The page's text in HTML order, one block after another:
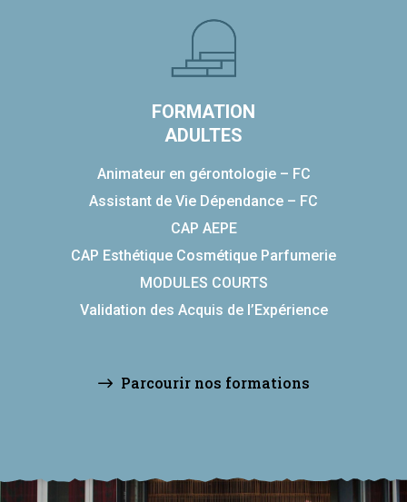
FORMATION
ADULTES
Animateur en gérontologie – FC
Assistant de Vie Dépendance – FC
CAP AEPE
CAP Esthétique Cosmétique Parfumerie
MODULES COURTS
Validation des Acquis de l’Expérience
Parcourir nos formations